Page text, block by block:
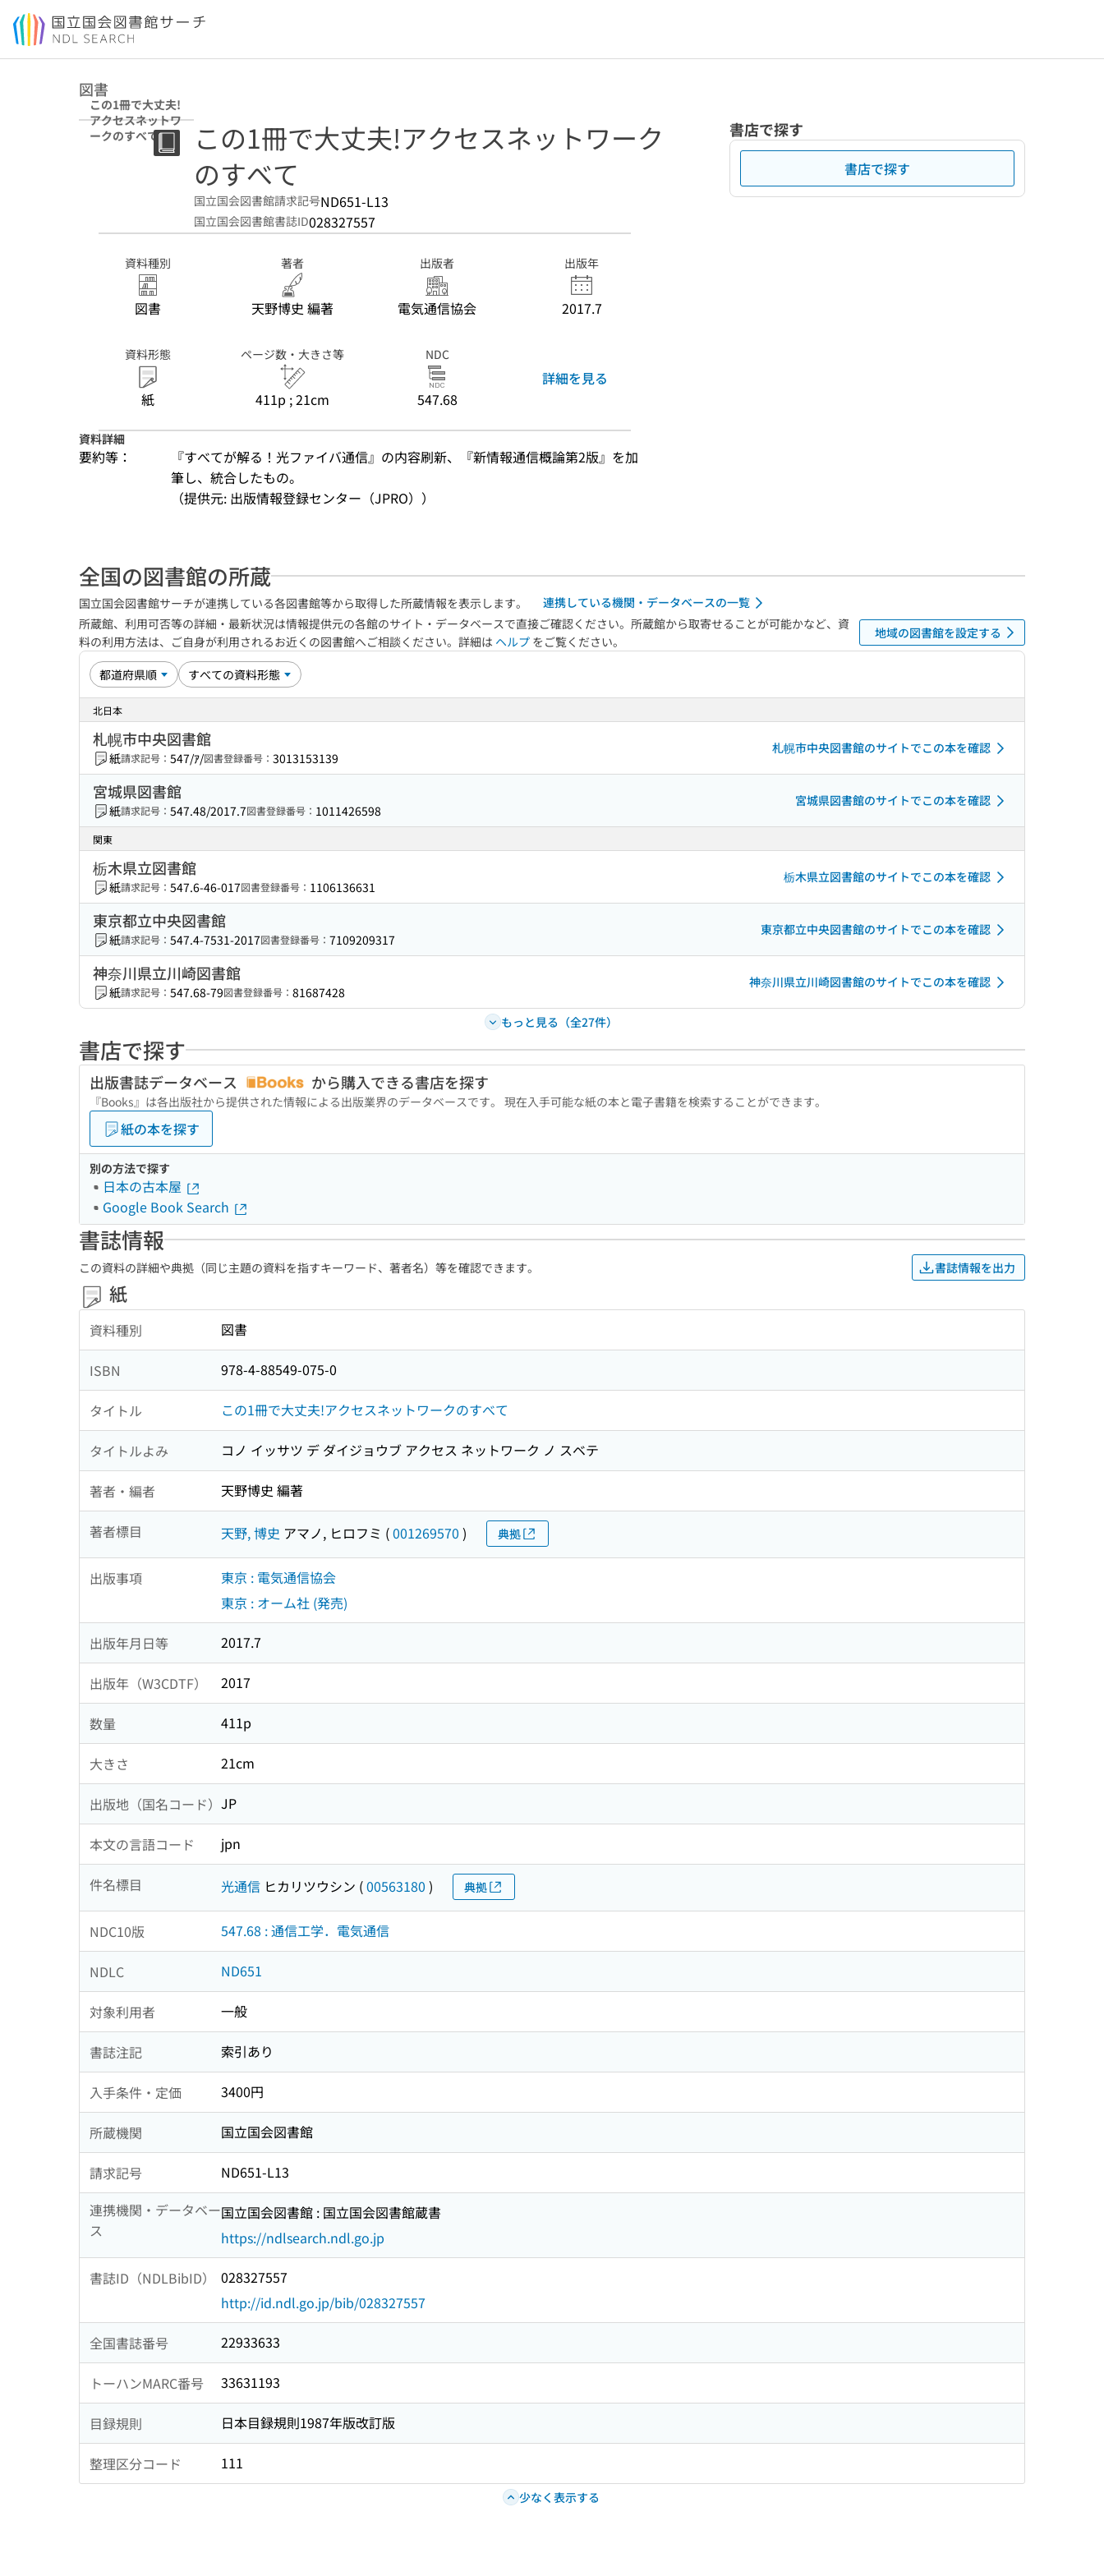
本文へ移動
図書
この1冊で大丈夫!
アクセスネットワ
ークのすべて
この1冊で大丈夫!アクセスネットワーク
のすべて
国立国会図書館請求記号ND651-L13
国立国会図書館書誌ID028327557
資料種別
図書
著者
天野博史 編著
出版者
電気通信協会
出版年
2017.7
資料形態
紙
ページ数・大きさ等
411p ; 21cm
NDC
547.68
詳細を見る
資料詳細
要約等：
『すべてが解る！光ファイバ通信』の内容刷新、『新情報通信概論第2版』を加
筆し、統合したもの。
（提供元: 出版情報登録センター（JPRO））
書店で探す
書店で探す
全国の図書館の所蔵
国立国会図書館サーチが連携している各図書館等から取得した所蔵情報を表示します。
連携している機関・データベースの一覧
所蔵館、利用可否等の詳細・最新状況は情報提供元の各館のサイト・データベースで直接ご確認ください。所蔵館から取寄せることが可能かなど、資
料の利用方法は、ご自身が利用されるお近くの図書館へご相談ください。詳細は ヘルプ をご覧ください。
地域の図書館を設定する
北日本
札幌市中央図書館
紙請求記号： 547/ｱ/図書登録番号： 3013153139
札幌市中央図書館のサイトでこの本を確認
宮城県図書館
紙請求記号： 547.48/2017.7図書登録番号： 1011426598
宮城県図書館のサイトでこの本を確認
関東
栃木県立図書館
紙請求記号： 547.6-46-017図書登録番号： 1106136631
栃木県立図書館のサイトでこの本を確認
東京都立中央図書館
紙請求記号： 547.4-7531-2017図書登録番号： 7109209317
東京都立中央図書館のサイトでこの本を確認
神奈川県立川崎図書館
紙請求記号： 547.68-79図書登録番号： 81687428
神奈川県立川崎図書館のサイトでこの本を確認
もっと見る（全27件）
書店で探す
出版書誌データベース から購入できる書店を探す
『Books』は各出版社から提供された情報による出版業界のデータベースです。 現在入手可能な紙の本と電子書籍を検索することができます。
紙の本を探す
別の方法で探す
日本の古本屋
Google Book Search
書誌情報
この資料の詳細や典拠（同じ主題の資料を指すキーワード、著者名）等を確認できます。 書誌情報を出力
紙
資料種別 図書
ISBN 978-4-88549-075-0
タイトル この1冊で大丈夫!アクセスネットワークのすべて
タイトルよみ コノ イッサツ デ ダイジョウブ アクセス ネットワーク ノ スベテ
著者・編者 天野博史 編著
著者標目 天野, 博史 アマノ, ヒロフミ (001269570 ) 典拠
出版事項
東京 : 電気通信協会
東京 : オーム社 (発売)
出版年月日等 2017.7
出版年（W3CDTF） 2017
数量 411p
大きさ 21cm
出版地（国名コード） JP
本文の言語コード jpn
件名標目 光通信 ヒカリツウシン (00563180 ) 典拠
NDC10版 547.68 : 通信工学．電気通信
NDLC ND651
対象利用者 一般
書誌注記 索引あり
入手条件・定価 3400円
所蔵機関 国立国会図書館
請求記号
ND651-L13
連携機関・データベー
ス
国立国会図書館 : 国立国会図書館蔵書
https://ndlsearch.ndl.go.jp
書誌ID（NDLBibID）
028327557
http://id.ndl.go.jp/bib/028327557
全国書誌番号 22933633
トーハンMARC番号 33631193
目録規則 日本目録規則1987年版改訂版
整理区分コード 111
少なく表示する